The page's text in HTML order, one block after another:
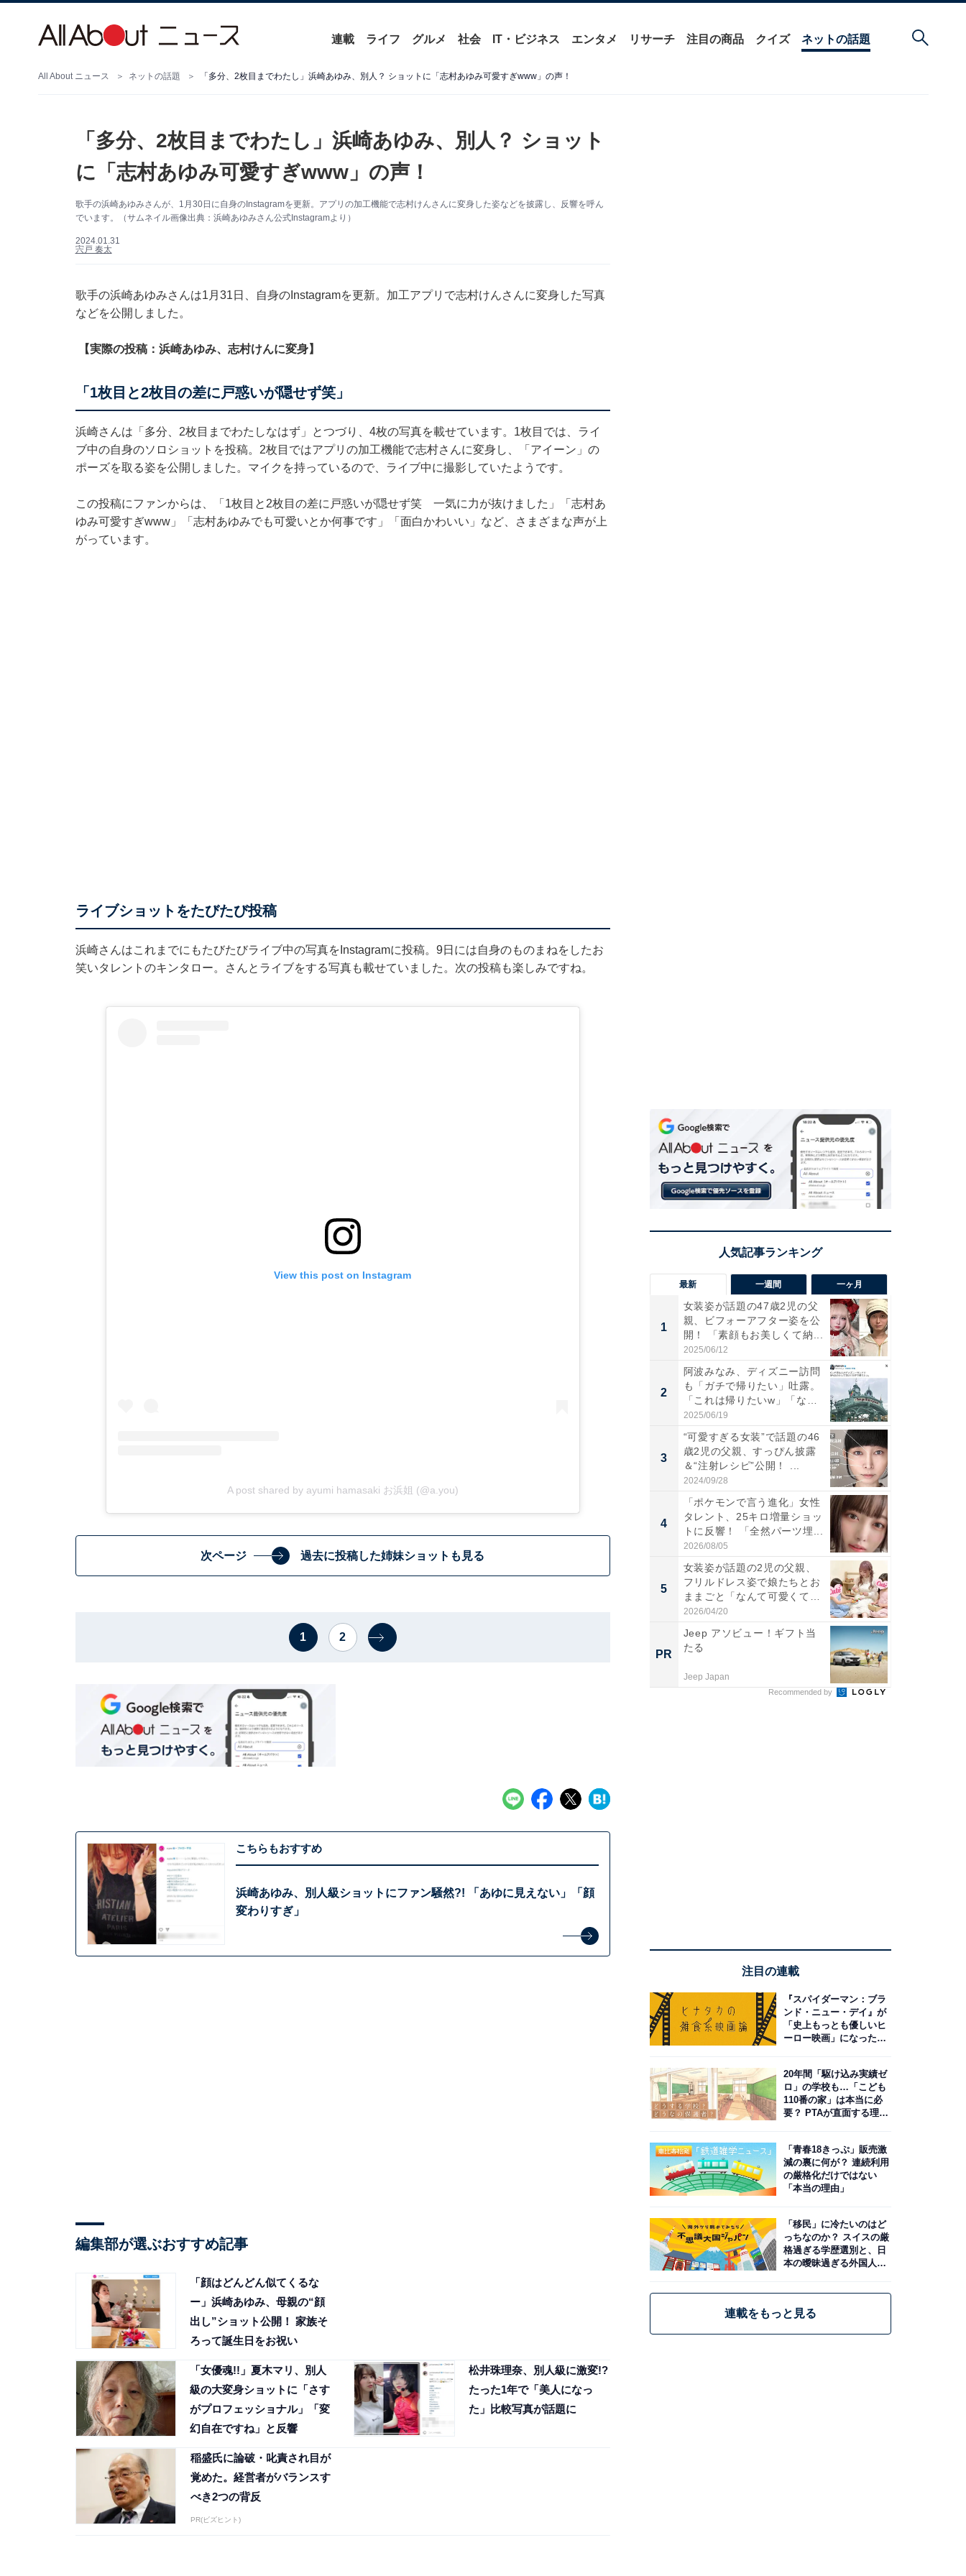
連載 ライフ グルメ 社会 IT・ビジネス エンタメ リサーチ 注目の商品 クイズ ネットの話題
All About ニュース ネットの話題 「多分、2枚目までわたし」浜崎あゆみ、別人？ ショットに「志村あゆみ可愛すぎwww」の声！
「多分、2枚目までわたし」浜崎あゆみ、別人？ ショット
に「志村あゆみ可愛すぎwww」の声！
歌手の浜崎あゆみさんが、1月30日に自身のInstagramを更新。アプリの加工機能で志村けんさんに変身した姿などを披露し、反響を呼ん
でいます。（サムネイル画像出典：浜崎あゆみさん公式Instagramより）
2024.01.31
宍戸 奏太
歌手の浜崎あゆみさんは1月31日、自身のInstagramを更新。加工アプリで志村けんさんに変身した写真
などを公開しました。
【実際の投稿：浜崎あゆみ、志村けんに変身】
「1枚目と2枚目の差に戸惑いが隠せず笑」
浜崎さんは「多分、2枚目までわたしなはず」とつづり、4枚の写真を載せています。1枚目では、ライ
ブ中の自身のソロショットを投稿。2枚目ではアプリの加工機能で志村さんに変身し、「アイーン」の
ポーズを取る姿を公開しました。マイクを持っているので、ライブ中に撮影していたようです。
この投稿にファンからは、「1枚目と2枚目の差に戸惑いが隠せず笑 一気に力が抜けました」「志村あ
ゆみ可愛すぎwww」「志村あゆみでも可愛いとか何事です」「面白かわいい」など、さまざまな声が上
がっています。
ライブショットをたびたび投稿
浜崎さんはこれまでにもたびたびライブ中の写真をInstagramに投稿。9日には自身のものまねをしたお
笑いタレントのキンタロー。さんとライブをする写真も載せていました。次の投稿も楽しみですね。
View this post on Instagram
A post shared by ayumi hamasaki お浜姐 (@a.you)
次ページ 過去に投稿した姉妹ショットも見る
1 2
こちらもおすすめ
浜崎あゆみ、別人級ショットにファン騒然?! 「あゆに見えない」「顔
変わりすぎ」
編集部が選ぶおすすめ記事
「顔はどんどん似てくるな
ー」浜崎あゆみ、母親の“顔
出し”ショット公開！ 家族そ
ろって誕生日をお祝い
「女優魂!!」夏木マリ、別人
級の大変身ショットに「さす
がプロフェッショナル」「変
幻自在ですね」と反響
松井珠理奈、別人級に激変!?
たった1年で「美人になっ
た」比較写真が話題に
稲盛氏に論破・叱責され目が
覚めた。経営者がバランスす
べき2つの背反
PR(ビズヒント)
最新 一週間 一ヶ月
1
女装姿が話題の47歳2児の父
親、ビフォーアフター姿を公
開！ 「素顔もお美しくて納...
2025/06/12
2
阿波みなみ、ディズニー訪問
も「ガチで帰りたい」吐露。
「これは帰りたいw」「なん
ち...
2025/06/19
3
“可愛すぎる女装”で話題の46
歳2児の父親、すっぴん披露
＆“注射レシピ”公開！ ...
2024/09/28
4
「ポケモンで言う進化」女性
タレント、25キロ増量ショッ
トに反響！ 「全然パーツ埋...
2026/08/05
5
女装姿が話題の2児の父親、
フリルドレス姿で娘たちとお
ままごと「なんて可愛くて平
和...
2026/04/20
PR
Jeep アソビュー！ギフト当
たる
Jeep Japan
Recommended by
注目の連載
『スパイダーマン：ブラ
ンド・ニュー・デイ』が
「史上もっとも優しいヒ
ーロー映画」になった理
20年間「駆け込み実績ゼ
ロ」の学校も…「こども
110番の家」は本当に必
要？ PTAが直面する理想
「青春18きっぷ」販売激
減の裏に何が？ 連続利用
の厳格化だけではない
「本当の理由」
「移民」に冷たいのはど
っちなのか？ スイスの厳
格過ぎる学歴選別と、日
本の曖昧過ぎる外国人政
連載をもっと見る